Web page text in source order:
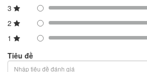
3
2
1
Tiêu đề